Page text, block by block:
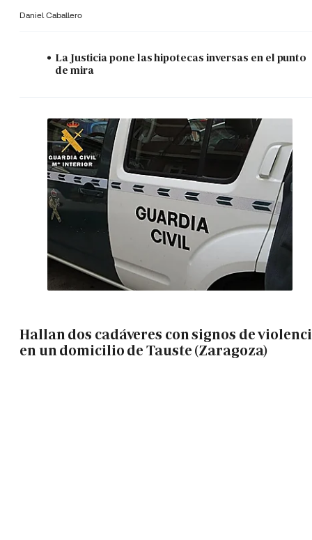
Daniel Caballero
La Justicia pone las hipotecas inversas en el punto
de mira
Hallan dos cadáveres con signos de
en un domicilio de Tauste (Zaragoza)